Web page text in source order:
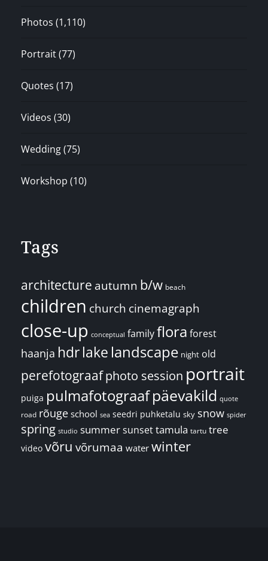
Photos (1,110)
Portrait(77)
Quotes (17)
Videos (30)
Wedding(75)
Workshop (10)
Tags
architecture autumn b/w beach
children church cinemagraph
close-up conceptual familyflora forest
haanja hdrlake landscape night old
perefotograafphoto session portrait
puiga pulmafotograafpäevakild quote
road rõuge school sea seedri puhketalu sky snow spider
spring studio summersunsettamula tartu tree
video võru võrumaa water winter